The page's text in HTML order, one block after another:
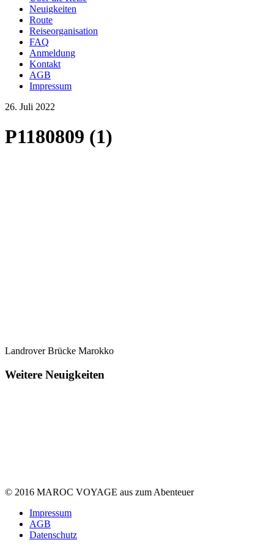
Neuigkeiten
Route
Reiseorganisation
FAQ
Anmeldung
Kontakt
AGB
Impressum
26. Juli 2022
P1180809 (1)
Landrover Brücke Marokko
Weitere Neuigkeiten
© 2016 MAROC VOYAGE aus zum Abenteuer
Impressum
AGB
Datenschutz